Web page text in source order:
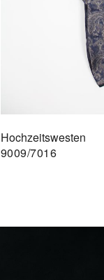
Hochzeitswesten
9009/7016